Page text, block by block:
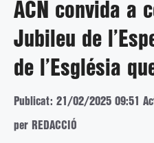
ACN convida a
Jubileu de
de l’Església
Publicat: 21/02/2025 09:51
per REDACCIÓ